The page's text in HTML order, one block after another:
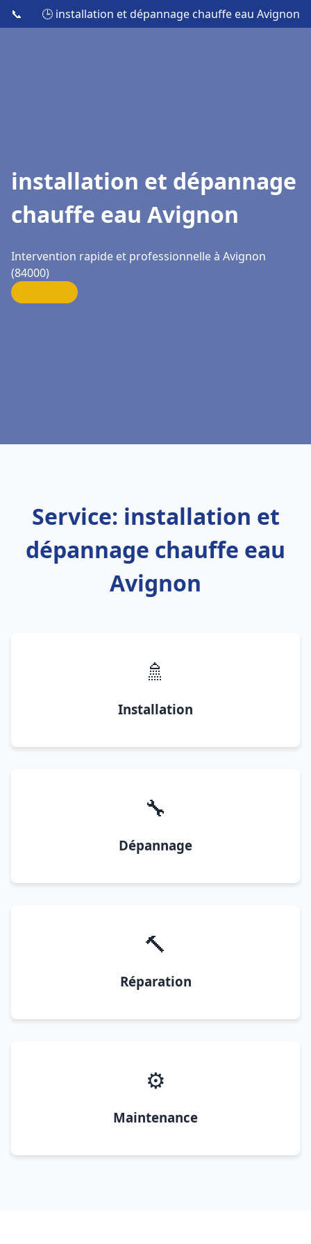
📞 🕒 installation et dépannage chauffe eau Avignon
installation et dépannage
chauffe eau Avignon
Intervention rapide et professionnelle à Avignon
(84000)
Service: installation et
dépannage chauffe eau
Avignon
🚿
Installation
🔧
Dépannage
🔨
Réparation
⚙️
Maintenance